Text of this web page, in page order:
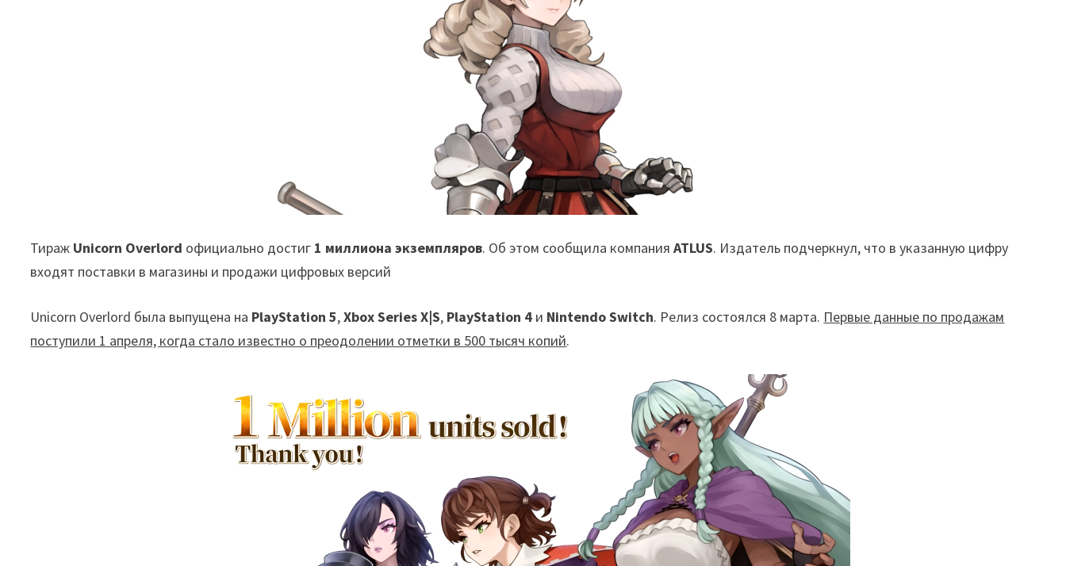
Тираж Unicorn Overlord официально достиг 1 миллиона экземпляров. Об этом сообщила компанияATLUS. Издатель подчеркнул, что в указанную цифру
входят поставки в магазины и продажи цифровых версий
Unicorn Overlord была выпущена на PlayStation 5,Xbox Series X|S, PlayStation 4 и Nintendo Switch. Релиз состоялся 8 марта. Первые данные по продажам
поступили 1 апреля, когда стало известно о преодолении отметки в 500 тысяч копий.